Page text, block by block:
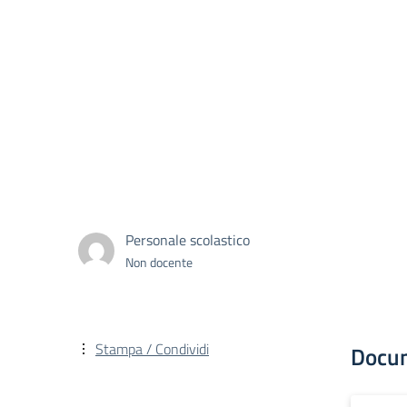
Personale scolastico
Non docente
Stampa / Condividi